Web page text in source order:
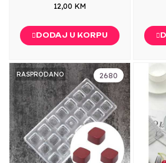
12,00 KM
DODAJ U KORPU
2680
RASPRODANO